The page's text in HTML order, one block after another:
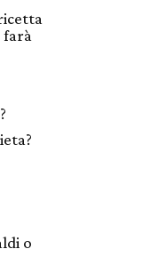
farà
o